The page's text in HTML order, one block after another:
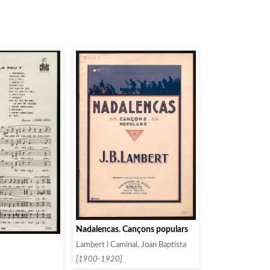
Nadalencas. Cançons populars
Lambert i Caminal, Joan Baptista
[1900-1920]